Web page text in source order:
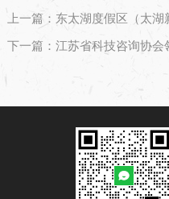
下一篇：江苏省科技咨询协